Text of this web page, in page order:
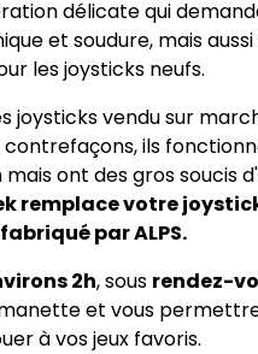
délicate qui
et soudure, mais
les joysticks neufs.
joysticks vendu sur
contrefaçons, ils
ont des gros soucis
remplace votre
fabriqué par ALPS.
2h, sous rendez-
et vous
à vos jeux favoris.